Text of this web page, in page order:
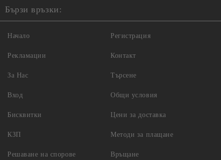
Бързи връзки:
Начало
Рекламации
За Нас
Вход
Регистрация
Контакт
Търсене
Общи условия
Бисквитки
КЗП
Решаване на спорове
Цени за доставка
Методи за плащане
Връщане